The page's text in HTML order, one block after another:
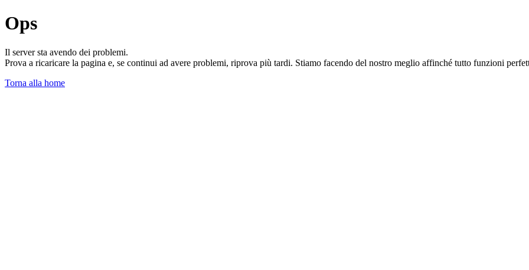
Ops
Il server sta avendo dei problemi.
Prova a ricaricare la pagina e, se continui ad avere problemi, riprova più tardi. Stiamo facendo del nostro meglio affinché tutto funzioni
Torna alla home